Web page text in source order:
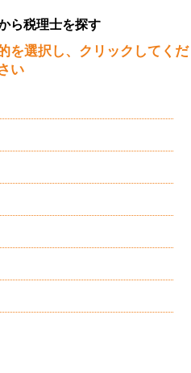
ら税理士を探す
を選択し、クリックしてくだ
い